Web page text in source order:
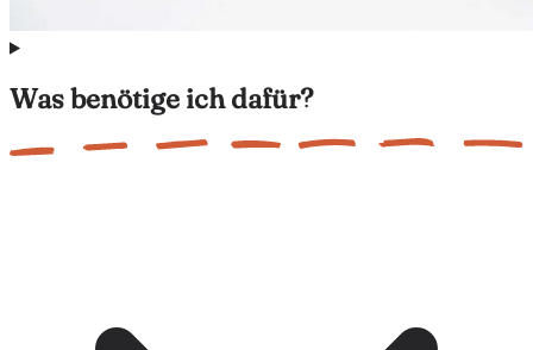
Was benötige ich dafür?